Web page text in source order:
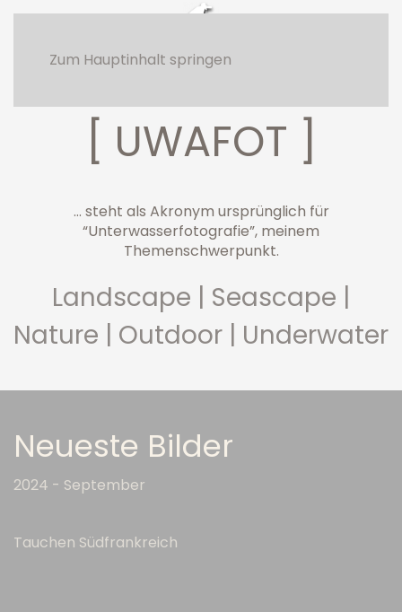
Zum Hauptinhalt springen
[ UWAFOT ]
... steht als Akronym ursprünglich für
“Unterwasserfotografie”, meinem
Themenschwerpunkt.
Landscape | Seascape |
Nature | Outdoor | Underwater
Neueste Bilder
2024 - September
Tauchen Südfrankreich